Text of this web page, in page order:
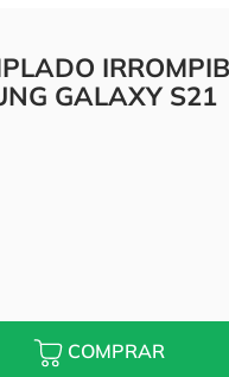
GALAXY S21
COMPRAR